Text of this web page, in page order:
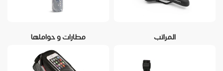
المراتب مطارات و حواملها